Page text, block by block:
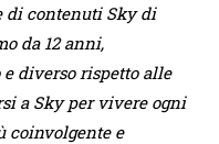
di contenuti Sky di
da 12 anni,
diverso rispetto alle
a Sky per vivere ogni
coinvolgente e